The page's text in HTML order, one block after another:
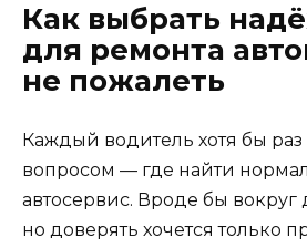
Как выбрать
для ремонта
не пожалеть
Каждый водитель хотя бы раз
вопросом — где найти
автосервис. Вроде бы вокруг
но доверять хочется только